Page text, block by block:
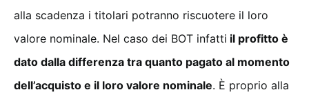
alla scadenza i titolari potranno riscuotere il loro
valore nominale. Nel caso dei BOT infatti il profitto è
dato dalla differenza tra quanto pagato al momento
dell’acquisto e il loro valore nominale. È proprio alla